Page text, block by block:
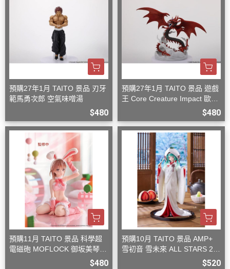
預購27年1月 TAITO 景品 刃牙
範馬勇次郎 空氣味噌湯
$480
預購27年1月 TAITO 景品 遊戲
王 Core Creature Impact 歐西
$480
預購11月 TAITO 景品 科學超
電磁砲 MOFLOCK 御坂美琴
$480
預購10月 TAITO 景品 AMP+
雪初音 雪未來 ALL STARS 20
$520